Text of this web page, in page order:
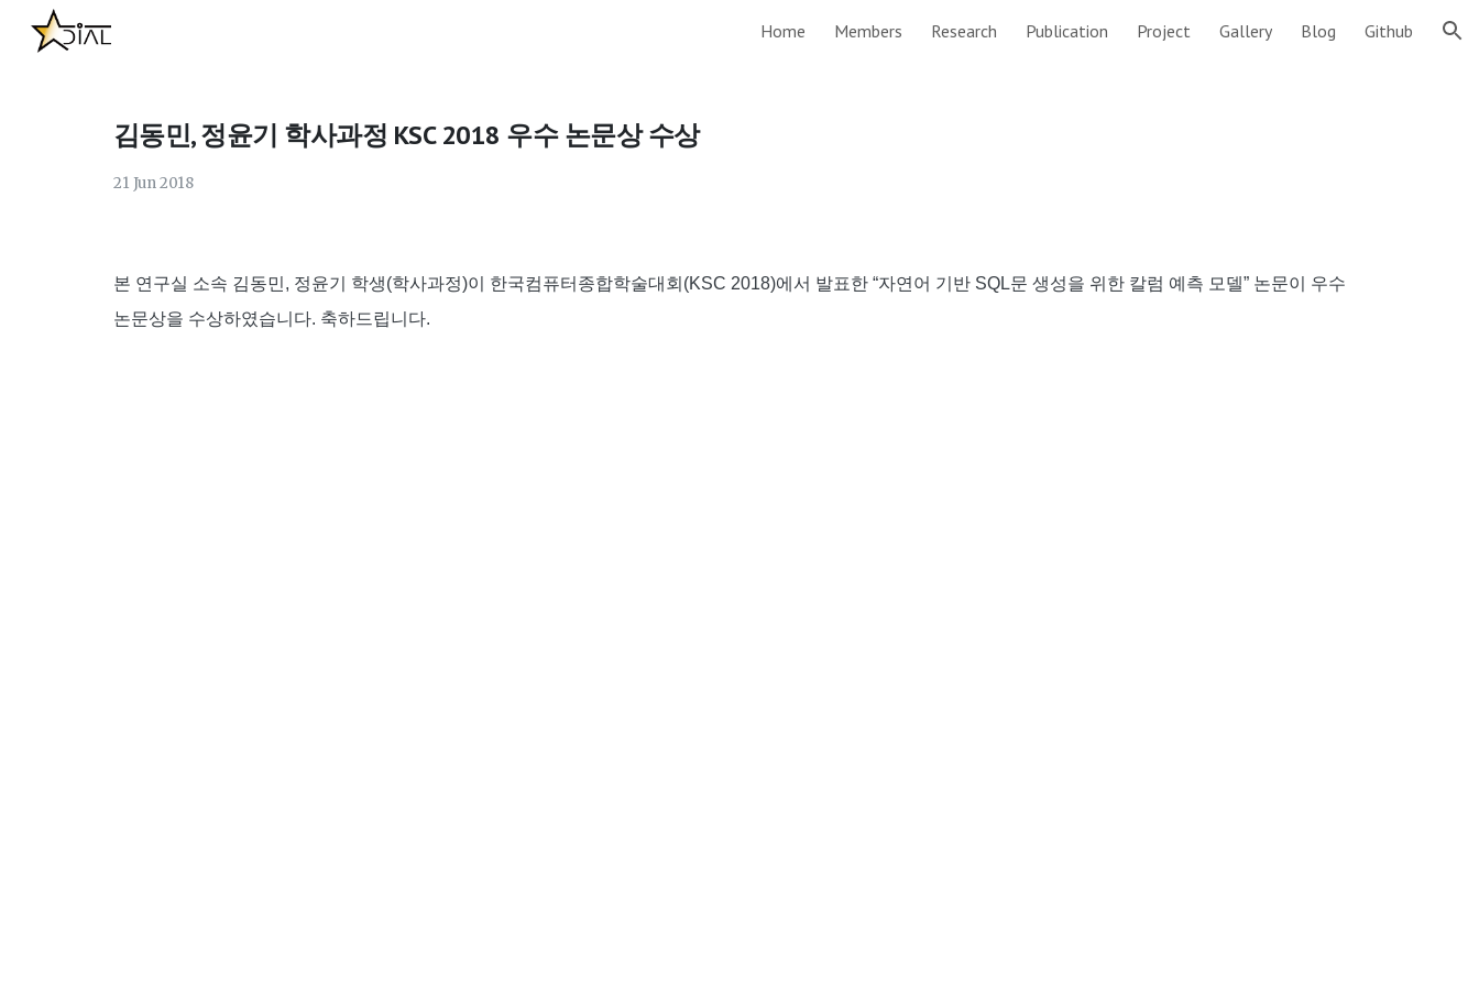
Skip to navigation
Home Members Research Publication Project Gallery Blog Github
김동민, 정윤기 학사과정 KSC 2018 우수 논문상 수상
21 Jun2018
본 연구실 소속 김동민, 정윤기 학생(학사과정)이 한국컴퓨터종합학술대회(KSC 2018)에서 발표한 “자연어 기반 SQL문 생성을 위한 칼럼 예측 모델” 논문이 우수
논문상을 수상하였습니다. 축하드립니다.